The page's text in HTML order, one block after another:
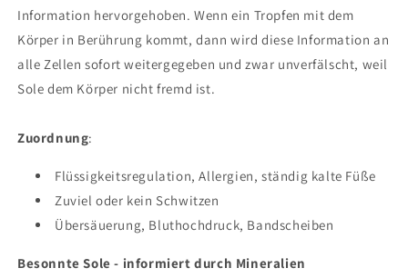
Information hervorgehoben. Wenn ein Tropfen mit dem
Körper in Berührung kommt, dann wird diese Information an
alle Zellen sofort weitergegeben und zwar unverfälscht, weil
Sole dem Körper nicht fremd ist.
Zuordnung:
Flüssigkeitsregulation, Allergien, ständig kalte Füße
Zuviel oder kein Schwitzen
Übersäuerung, Bluthochdruck, Bandscheiben
Besonnte Sole - informiert durch Mineralien